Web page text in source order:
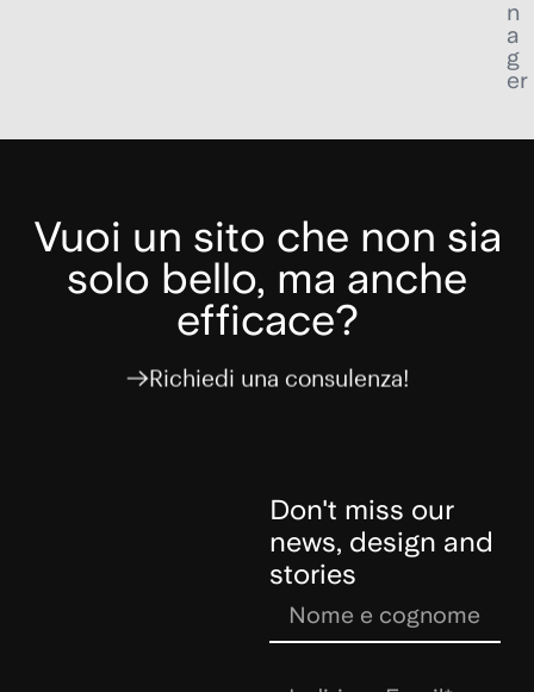
n
a
g
er
Vuoi un sito che non sia
solo bello, ma anche
efficace?
Richiedi una consulenza!
Don't miss our
news, design and
stories